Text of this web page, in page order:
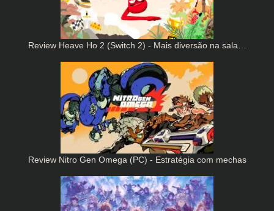
Review Heave Ho 2 (Switch 2) - Mais diversão na sala…
Review Nitro Gen Omega (PC) - Estratégia com mechas